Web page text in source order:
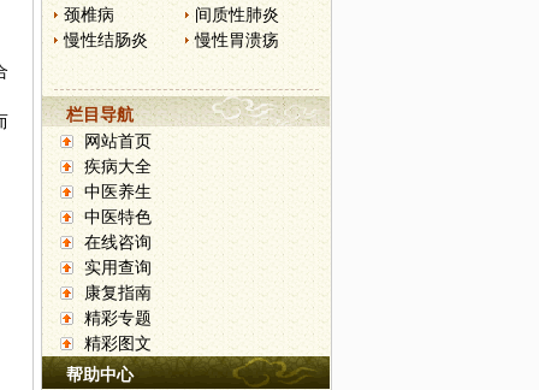
颈椎病
间质性肺炎
慢性结肠炎
慢性胃溃疡
栏目导航
网站首页
疾病大全
中医养生
中医特色
在线咨询
实用查询
康复指南
精彩专题
精彩图文
帮助中心